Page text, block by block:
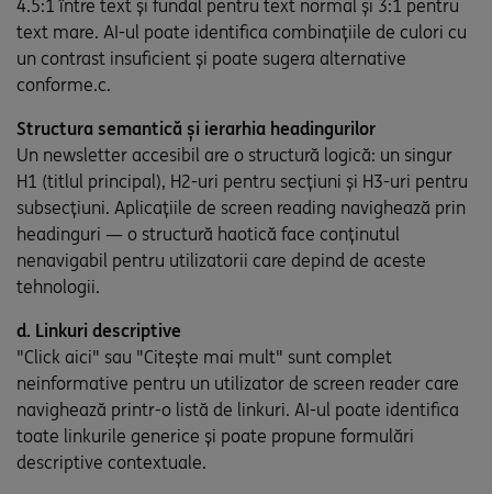
4.5:1 între text și fundal pentru text normal și 3:1 pentru
text mare. AI-ul poate identifica combinațiile de culori cu
un contrast insuficient și poate sugera alternative
conforme.c.
Structura semantică și ierarhia headingurilor
Un newsletter accesibil are o structură logică: un singur
H1 (titlul principal), H2-uri pentru secțiuni și H3-uri pentru
subsecțiuni. Aplicațiile de screen reading navighează prin
headinguri — o structură haotică face conținutul
nenavigabil pentru utilizatorii care depind de aceste
tehnologii.
d. Linkuri descriptive
"Click aici" sau "Citește mai mult" sunt complet
neinformative pentru un utilizator de screen reader care
navighează printr-o listă de linkuri. AI-ul poate identifica
toate linkurile generice și poate propune formulări
descriptive contextuale.